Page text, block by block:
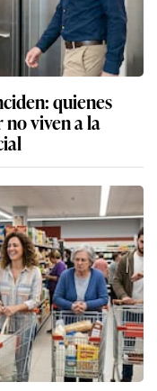
quienes
no viven a la